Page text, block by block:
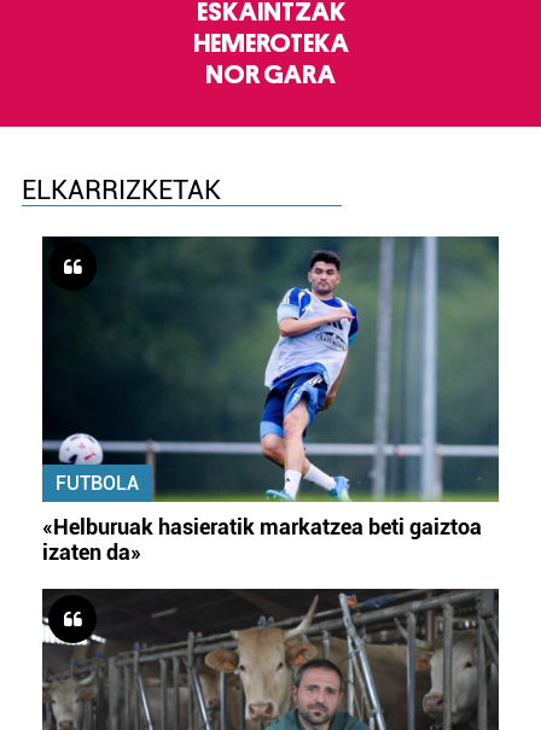
ESKAINTZAK
HEMEROTEKA
NOR GARA
ELKARRIZKETAK
FUTBOLA
«Helburuak hasieratik markatzea beti gaiztoa
izaten da»